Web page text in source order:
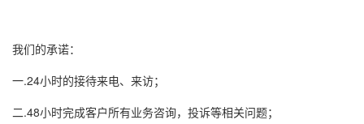
我们的承诺：
一.24小时的接待来电、来访；
二.48小时完成客户所有业务咨询，投诉等相关问题；